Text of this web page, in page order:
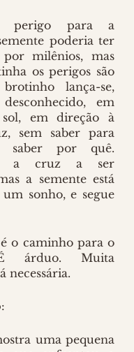
perigo para a
poderia ter
por milênios, mas
os perigos são
lança-se,
em
em direção à
sem saber para
saber por quê.
a cruz a ser
a semente está
sonho, e segue
o caminho para o
árduo. Muita
necessária.
:
uma pequena